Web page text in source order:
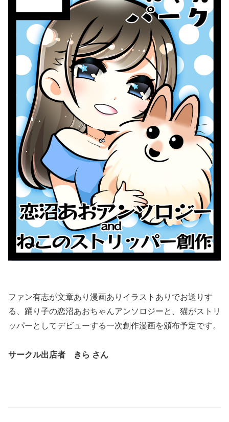
ファン有志が文章あり漫画ありイラストありでお送りす
る、踊り子の恋沼あおちゃんアンソロジーと、猫がストリ
ッパーとしてデビューする一次創作漫画を頒布予定です。
サークル出店者 きら さん